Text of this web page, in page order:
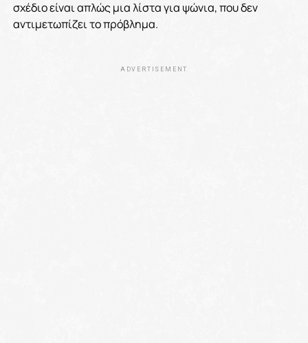
σχέδιο είναι απλώς μια λίστα για ψώνια, που δεν
αντιμετωπίζει το πρόβλημα.
ADVERTISEMENT